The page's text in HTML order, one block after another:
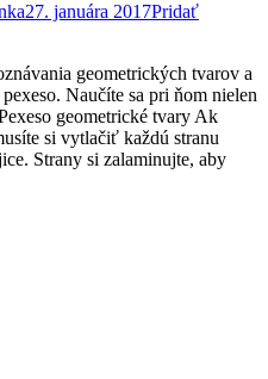
27. januára 2017Pridať
geometrických tvarov a
Naučíte sa pri ňom nielen
geometrické tvary Ak
si vytlačiť každú stranu
Strany si zalaminujte, aby